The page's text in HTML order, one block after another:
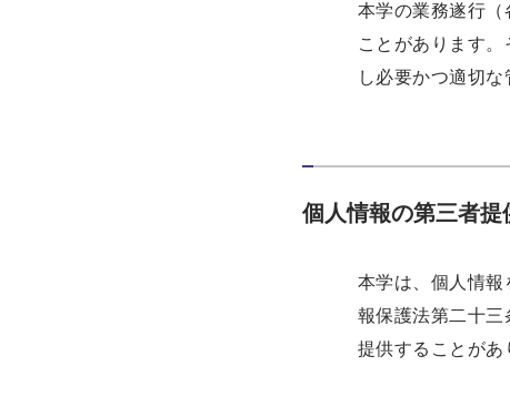
本学の業務遂行
ことがあります
し必要かつ適切な
個人情報の第三者提
本学は、個人情
報保護法第二十
提供することがあ